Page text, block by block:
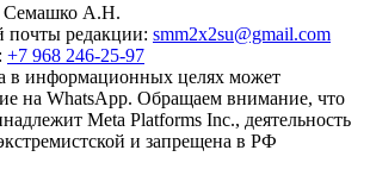
Семашко А.Н.
почты редакции: smm2x2su@gmail.com
+7 968 246-25-97
в информационных целях может
на WhatsApp. Обращаем внимание, что
Meta Platforms Inc., деятельность
и запрещена в РФ